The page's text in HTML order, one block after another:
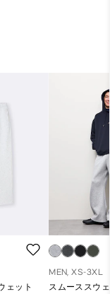
ェット
MEN, XS-3XL
スムーススウ